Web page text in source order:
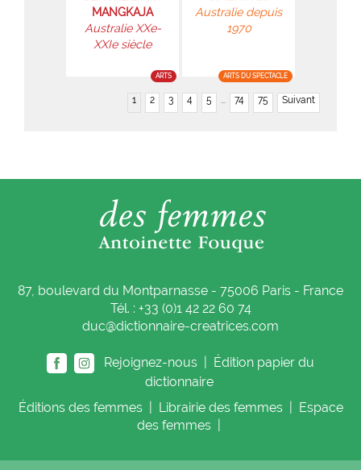
MANGKAJA
Australie XXe-
XXIe siècle
ARTS
Australie depuis
1970
ARTS DU SPECTACLE
1 2 3 4 5 ... 74 75 Suivant
87, boulevard du Montparnasse - 75006 Paris - France
Tél. : +33 (0)1 42 22 60 74
duc@dictionnaire-creatrices.com
Rejoignez-nous |
Édition papier du
dictionnaire
Éditions des femmes Librairie des femmes
Espace
des femmes